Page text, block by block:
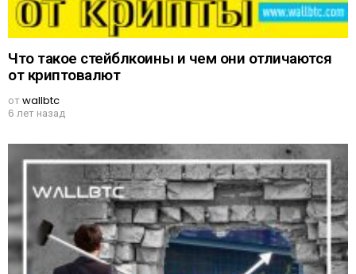
Что такое стейблкоины и чем они отличаются
от криптовалют
отwallbtc
6 лет назад